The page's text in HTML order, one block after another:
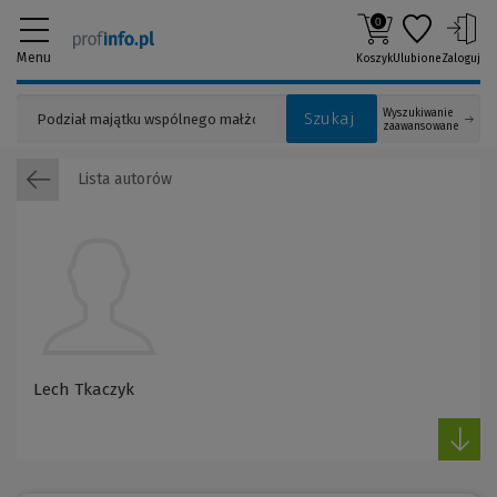
Menu
Szukaj
Wyszukiwanie
zaawansowane
0
KoszykUlubioneZaloguj
Lech Tkaczyk
Lista autorów